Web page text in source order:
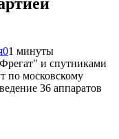
01 минуты
и спутниками
по московскому
36 аппаратов